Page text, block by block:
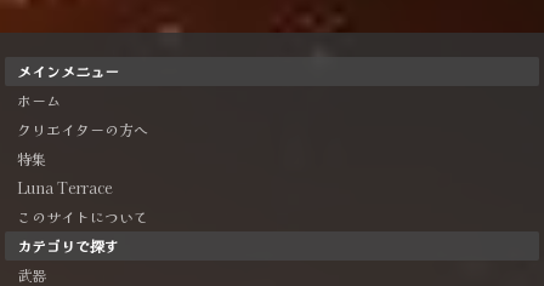
メインメニュー
ホーム
クリエイターの方へ
特集
Luna Terrace
このサイトについて
カテゴリで探す
武器